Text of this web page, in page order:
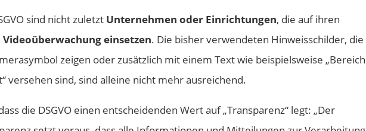
sind nicht zuletzt Unternehmen oder Einrichtungen, die auf ihren
Videoüberwachung einsetzen. Die bisher verwendeten Hinweisschilder, die
zeigen oder zusätzlich mit einem Text wie beispielsweise „Bereich
versehen sind, sind alleine nicht mehr ausreichend.
die DSGVO einen entscheidenden Wert auf „Transparenz“ legt: „Der